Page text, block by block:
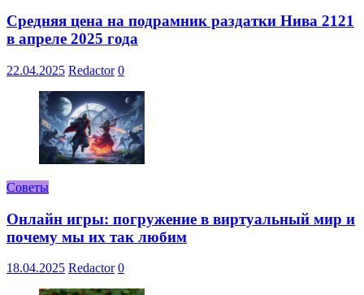
Средняя цена на подрамник раздатки Нива 2121
в апреле 2025 года
22.04.2025 Redactor 0
Советы
Онлайн игры: погружение в виртуальный мир и
почему мы их так любим
18.04.2025 Redactor 0